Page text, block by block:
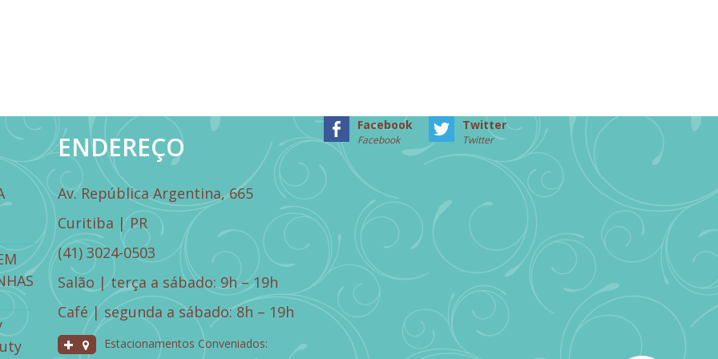
ENDEREÇO
Av. República Argentina, 665
Curitiba | PR
(41) 3024-0503
Salão | terça a sábado: 9h – 19h
Café | segunda a sábado: 8h – 19h
Estacionamentos Conveniados:
Facebook
Facebook
Twitter
Twitter